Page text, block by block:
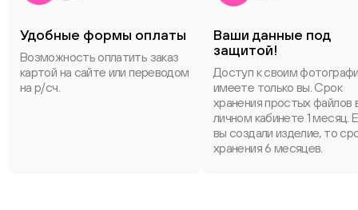
Удобные формы оплаты
Возможность оплатить заказ
картой на сайте или переводом
на р/сч.
Ваши данные под
защитой!
Доступ к своим
имеете только вы. Срок
хранения простых файлов
личном кабинете 1 месяц.
вы создали изделие, то
хранения 6 месяцев.